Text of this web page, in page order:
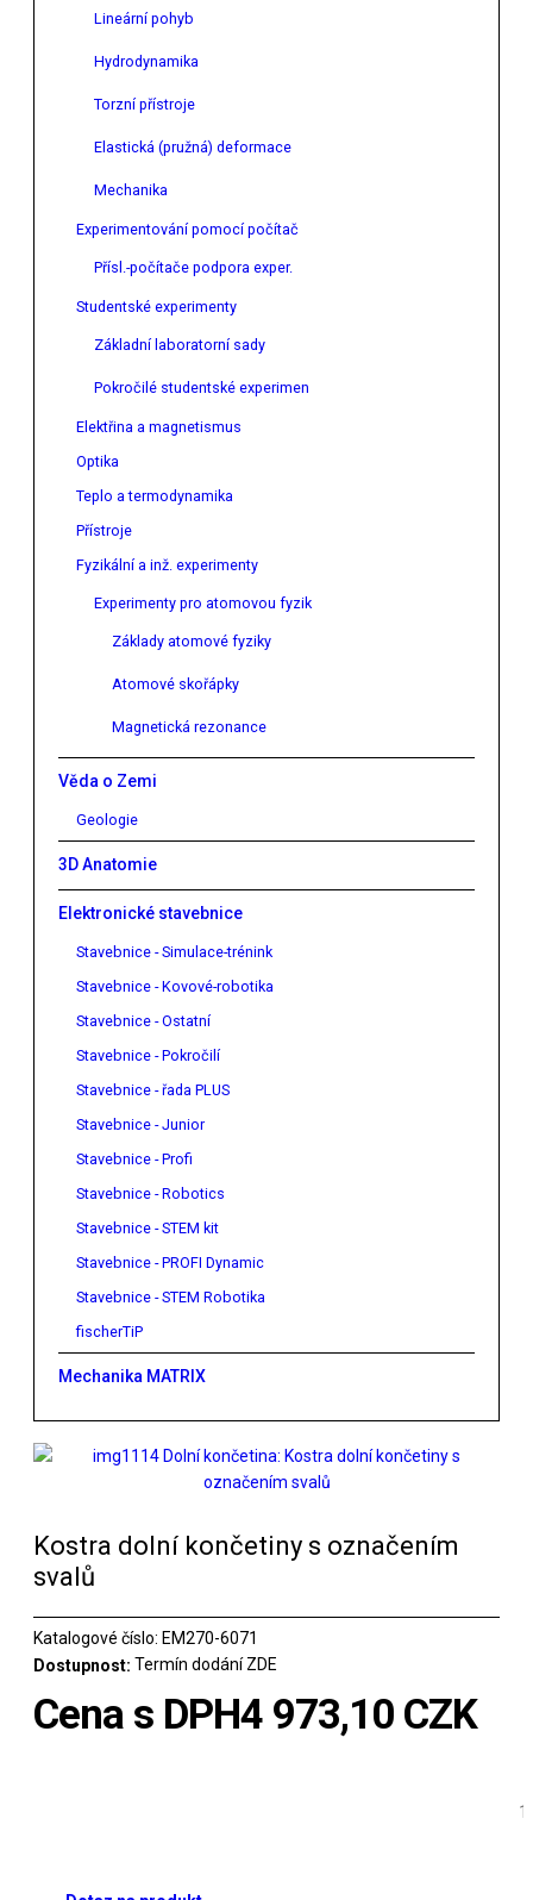
Lineární pohyb
Hydrodynamika
Torzní přístroje
Elastická (pružná) deformace
Mechanika
Experimentování pomocí počítač
Přísl.-počítače podpora exper.
Studentské experimenty
Základní laboratorní sady
Pokročilé studentské experimen
Elektřina a magnetismus
Optika
Teplo a termodynamika
Přístroje
Fyzikální a inž. experimenty
Experimenty pro atomovou fyzik
Základy atomové fyziky
Atomové skořápky
Magnetická rezonance
Věda o Zemi
Geologie
3D Anatomie
Elektronické stavebnice
Stavebnice - Simulace-trénink
Stavebnice - Kovové-robotika
Stavebnice - Ostatní
Stavebnice - Pokročilí
Stavebnice - řada PLUS
Stavebnice - Junior
Stavebnice - Profi
Stavebnice - Robotics
Stavebnice - STEM kit
Stavebnice - PROFI Dynamic
Stavebnice - STEM Robotika
fischerTiP
Mechanika MATRIX
Kostra dolní končetiny s označením
svalů
Katalogové číslo: EM270-6071
Dostupnost: Termín dodání ZDE
Cena s DPH4 973,10 CZK